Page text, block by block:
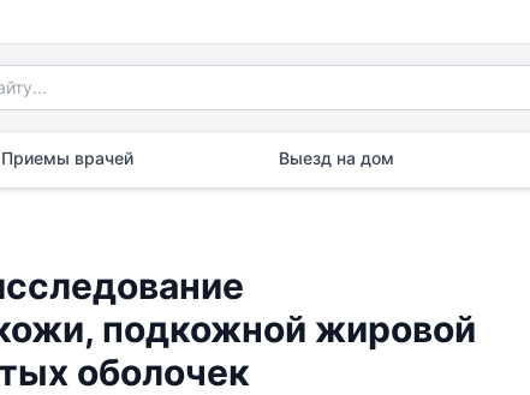
Приемы врачей Выезд на дом
подкожной жировой
оболочек